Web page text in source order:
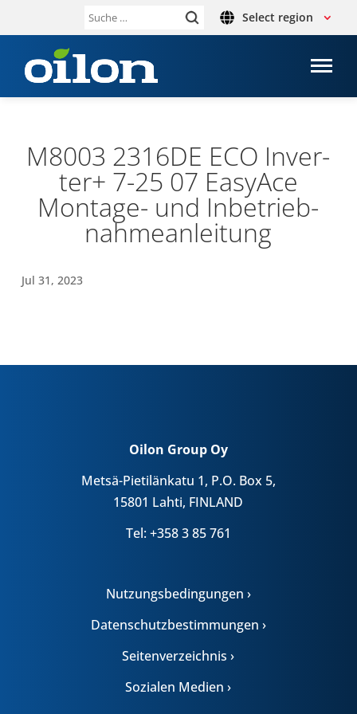
Suche Select region
M8003 2316DE ECO Inver­
ter+ 7-25 07 EasyAce
Montage-​ und Inbe­trieb­
nah­me­an­lei­tung
Jul 31, 2023
Oilon Group Oy
Metsä-Pietilänkatu 1, P.O. Box 5,
15801 Lahti, FINLAND
Tel: +358 3 85 761
Nutzungsbedingungen ›
Datenschutzbestimmungen ›
Seitenverzeichnis ›
Sozialen Medien ›